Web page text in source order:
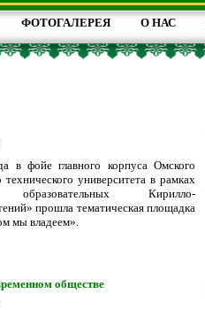
ФОТОГАЛЕРЕЯ О НАС
в фойе главного корпуса Омского
технического университета в рамках
образовательных Кирилло-
прошла тематическая площадка
мы владеем».
обществе